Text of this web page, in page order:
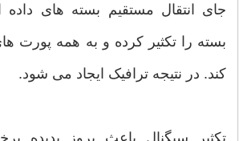
جای انتقال مستقیم بسته های داده
بسته را تکثیر کرده و به همه پورت
کند. در نتیجه ترافیک ایجاد می شود.
تکثیر سیگنال باعث بروز پدیده